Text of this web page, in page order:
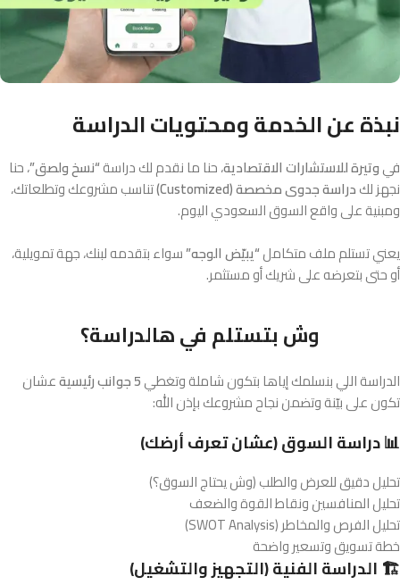
نبذة عن الخدمة ومحتويات الدراسة
فيوتيرة للاستشارات الاقتصادية، حنا ما نقدم لك دراسة“نسخ ولصق”، حنا
نجهز لكدراسة جدوى مخصصة (Customized)
تناسب مشروعك وتطلعاتك،
ومبنية على واقع السوق السعودي اليوم.
يعني تستلم ملف متكامل“يبيّض الوجه”سواء بتقدمه لبنك، جهة تمويلية،
أو حتى بتعرضه على شريك أو مستثمر.
وش بتستلم في هالدراسة؟
الدراسة اللي بنسلمك إياها بتكون شاملة وتغطي5 جوانب رئيسية
عشان
تكون على بيّنة وتضمن نجاح مشروعك بإذن الله:
📊 دراسة السوق (عشان تعرف أرضك)
تحليل دقيق للعرض والطلب (وش يحتاج السوق؟)
تحليل المنافسين ونقاط القوة والضعف
تحليل الفرص والمخاطر (SWOT Analysis)
خطة تسويق وتسعير واضحة
🏗️ الدراسة الفنية (التجهيز والتشغيل)